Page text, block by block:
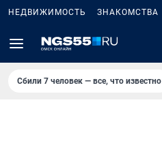
НЕДВИЖИМОСТЬ ЗНАКОМСТВА
Сбили 7 человек — все, что известно